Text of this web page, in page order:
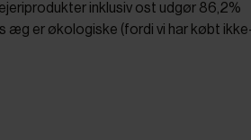
inklusiv ost udgør 86,2%
æg er økologiske (fordi vi har købt